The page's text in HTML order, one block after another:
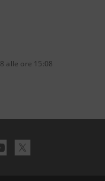
alle ore 15:08